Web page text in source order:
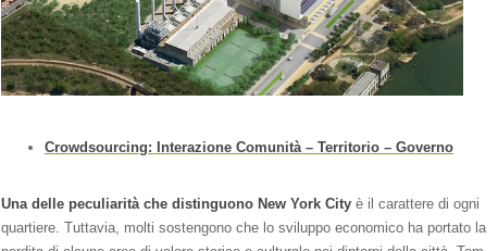
Crowdsourcing: Interazione Comunità – Territorio – Governo
Una delle peculiarità che distinguono New York City è il carattere di ogni
quartiere. Tuttavia, molti sostengono che lo sviluppo economico ha portato la